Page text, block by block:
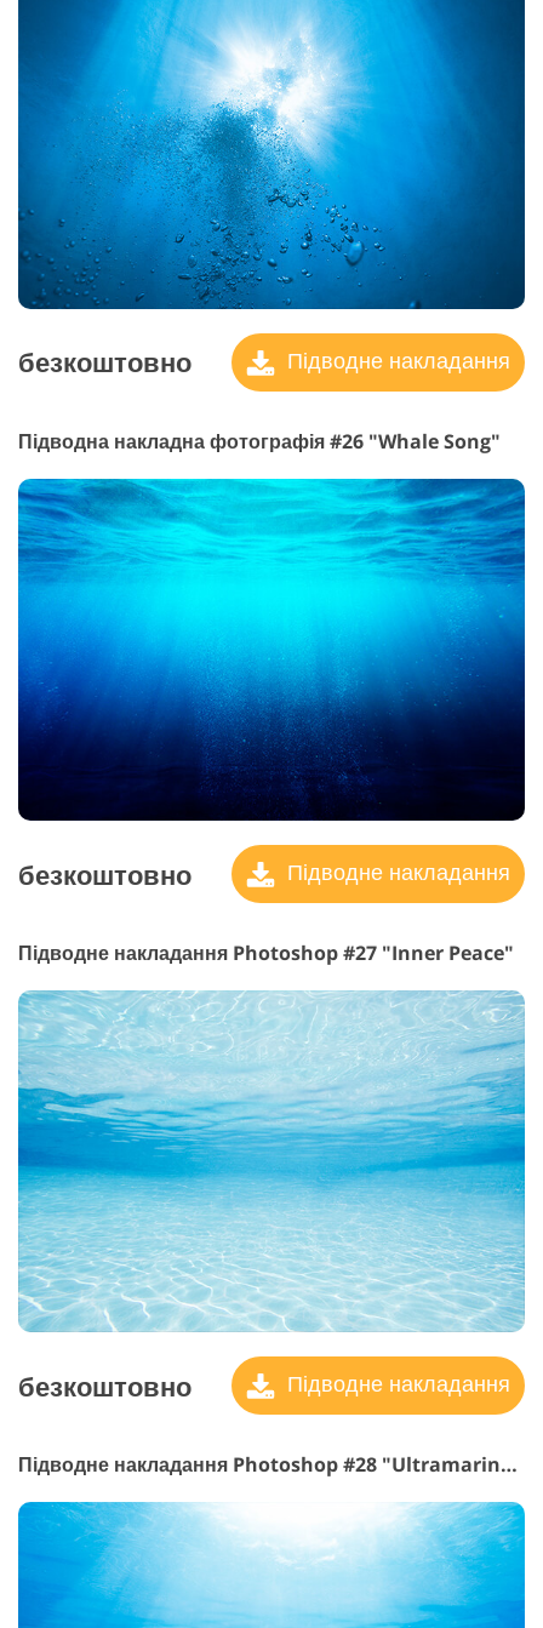
безкоштовно Підводне накладання
Підводна накладна фотографія #26 "Whale Song"
безкоштовно Підводне накладання
Підводне накладання Photoshop #27 "Inner Peace"
безкоштовно Підводне накладання
Підводне накладання Photoshop #28 "Ultramarine Meditations"